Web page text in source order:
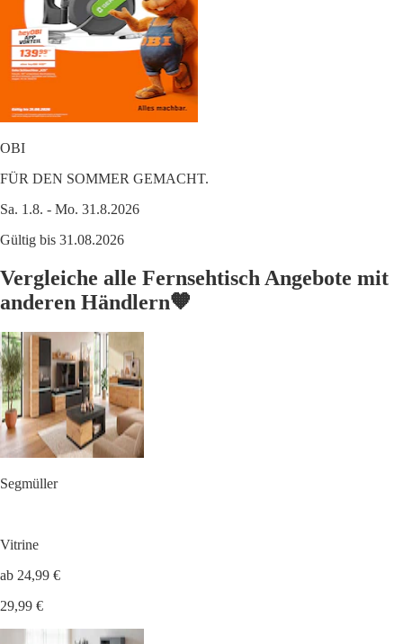
OBI
FÜR DEN SOMMER GEMACHT.
Sa. 1.8. - Mo. 31.8.2026
Gültig bis 31.08.2026
Vergleiche alle Fernsehtisch Angebote mit
anderen Händlern🧡
Segmüller
Vitrine
ab 24,99 €
29,99 €